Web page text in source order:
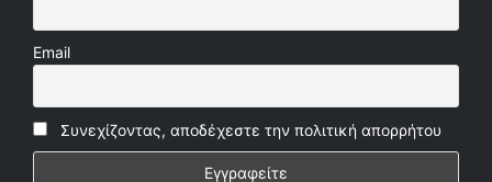
Email
Συνεχίζοντας, αποδέχεστε την πολιτική απορρήτου